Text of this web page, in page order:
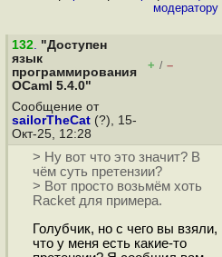
модератору
132. "Доступен
язык
программирования
OCaml 5.4.0"
+ / –
Сообщение от
sailorTheCat (?), 15-
Окт-25, 12:28
> Ну вот что это значит? В
чём суть претензии?
> Вот просто возьмём хоть
Racket для примера.
Голубчик, но с чего вы взяли,
что у меня есть какие-то